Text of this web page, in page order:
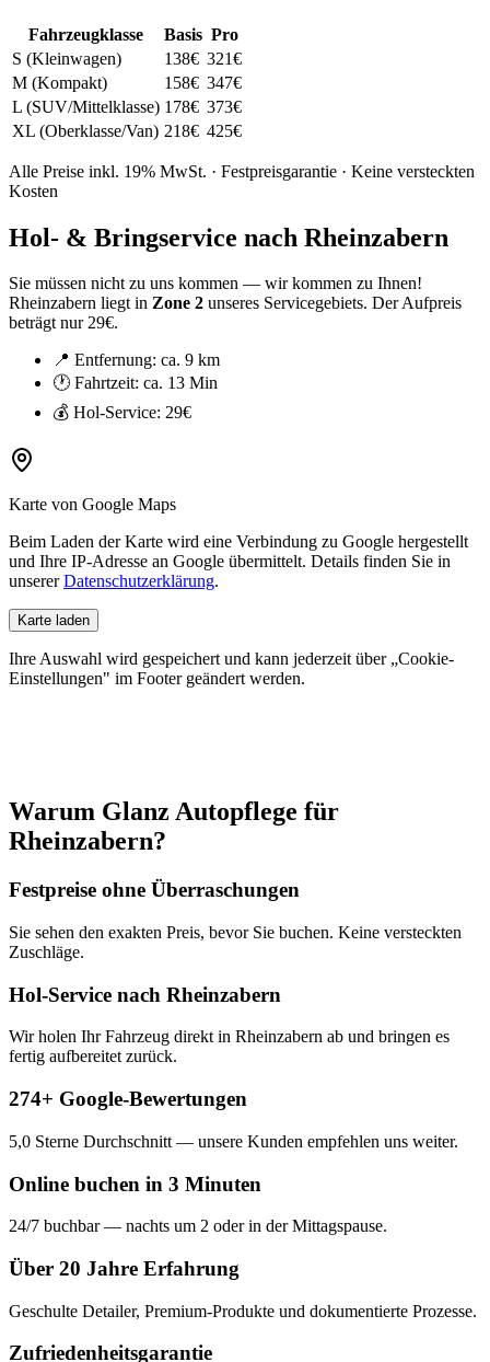
Fahrzeugklasse Basis Pro
S (Kleinwagen)
138€ 321€
M (Kompakt)
158€ 347€
L (SUV/Mittelklasse) 178€ 373€
XL (Oberklasse/Van) 218€ 425€
Alle Preise inkl. 19% MwSt. · Festpreisgarantie · Keine versteckten
Kosten
Hol- & Bringservice nach Rheinzabern
Sie müssen nicht zu uns kommen — wir kommen zu Ihnen!
Rheinzabern liegt in Zone 2 unseres Servicegebiets. Der Aufpreis
beträgt nur 29€.
📍 Entfernung: ca. 9 km
🕐 Fahrtzeit: ca. 13 Min
💰 Hol-Service: 29€
Karte von Google Maps
Beim Laden der Karte wird eine Verbindung zu Google hergestellt
und Ihre IP-Adresse an Google übermittelt. Details finden Sie in
unserer Datenschutzerklärung.
Karte laden
Ihre Auswahl wird gespeichert und kann jederzeit über „Cookie-
Einstellungen" im Footer geändert werden.
Warum Glanz Autopflege für
Rheinzabern?
Festpreise ohne Überraschungen
Sie sehen den exakten Preis, bevor Sie buchen. Keine versteckten
Zuschläge.
Hol-Service nach Rheinzabern
Wir holen Ihr Fahrzeug direkt in Rheinzabern ab und bringen es
fertig aufbereitet zurück.
274+ Google-Bewertungen
5,0 Sterne Durchschnitt — unsere Kunden empfehlen uns weiter.
Online buchen in 3 Minuten
24/7 buchbar — nachts um 2 oder in der Mittagspause.
Über 20 Jahre Erfahrung
Geschulte Detailer, Premium-Produkte und dokumentierte Prozesse.
Zufriedenheitsgarantie